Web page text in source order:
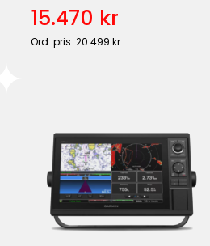
15.470 kr
Ord. pris: 20.499 kr